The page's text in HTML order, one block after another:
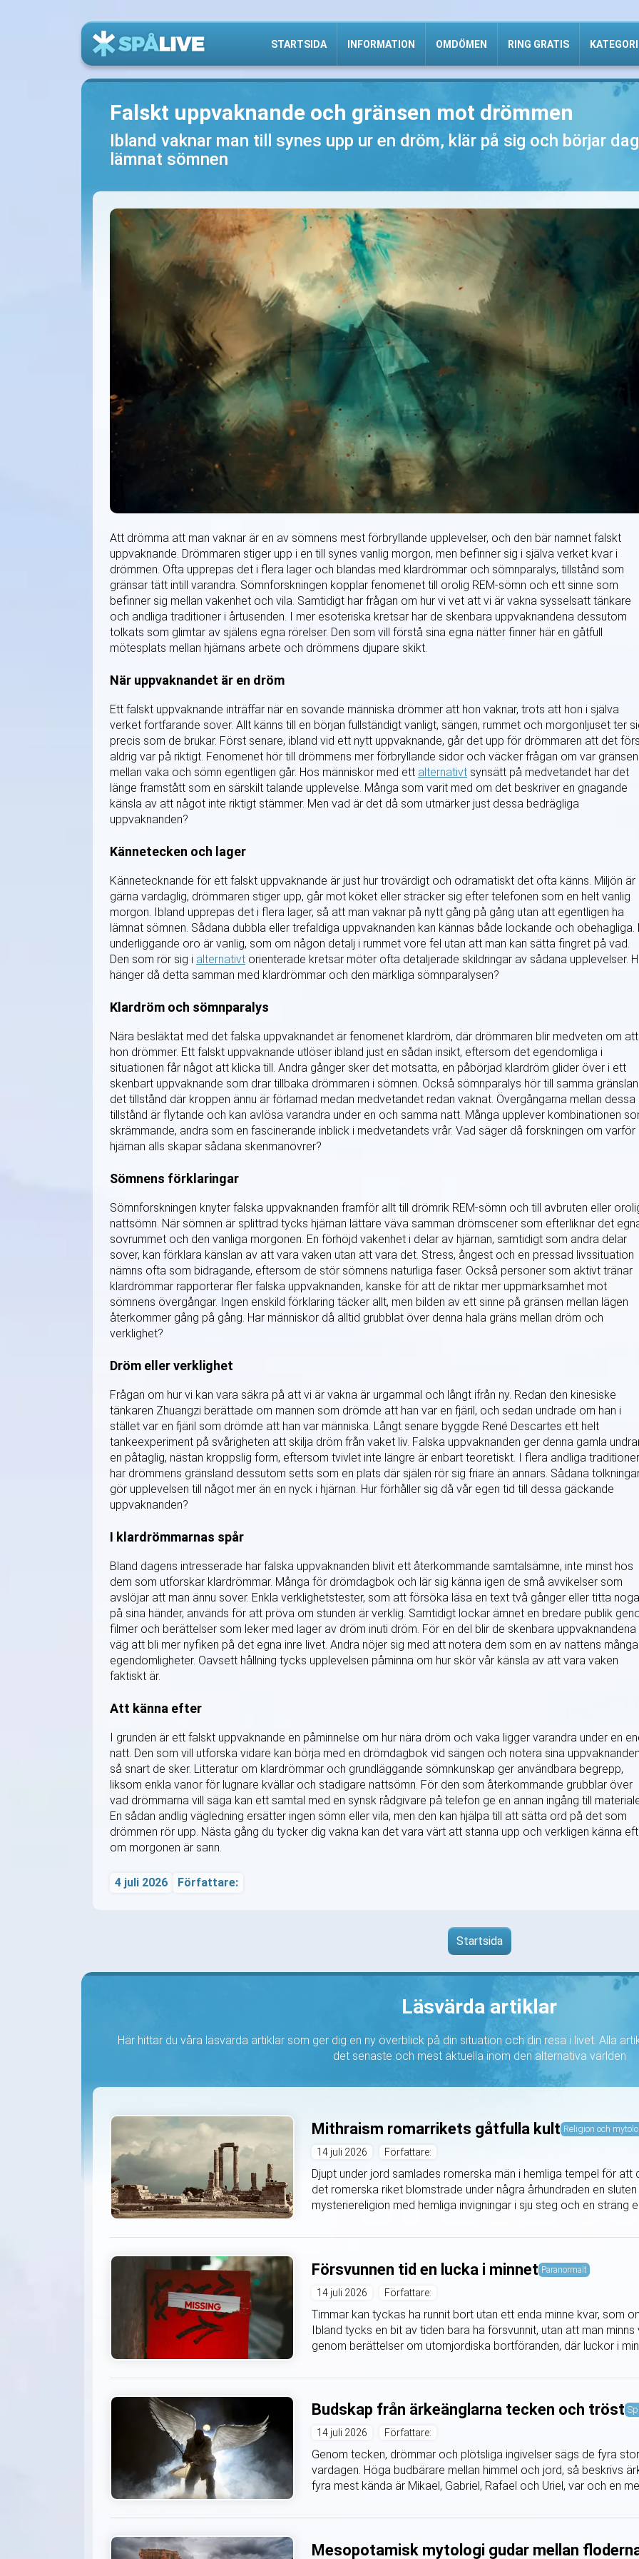
STARTSIDA INFORMATION OMDÖMEN RING GRATIS
Falskt uppvaknande och gränsen mot drömmen
Ibland vaknar man till synes upp ur en dröm, klär på sig och börjar
lämnat sömnen
Att drömma att man vaknar är en av sömnens mest förbryllande upplevelser, och den bär namnet falskt
uppvaknande. Drömmaren stiger upp i en till synes vanlig morgon, men befinner sig i själva verket kvar i
drömmen. Ofta upprepas det i flera lager och blandas med klardrömmar och sömnparalys, tillstånd som
gränsar tätt intill varandra. Sömnforskningen kopplar fenomenet till orolig REM-sömn och ett sinne som
befinner sig mellan vakenhet och vila. Samtidigt har frågan om hur vi vet att vi är vakna sysselsatt tänkare
och andliga traditioner i årtusenden. I mer esoteriska kretsar har de skenbara uppvaknandena dessutom
tolkats som glimtar av själens egna rörelser. Den som vill förstå sina egna nätter finner här en gåtfull
mötesplats mellan hjärnans arbete och drömmens djupare skikt.
När uppvaknandet är en dröm
Ett falskt uppvaknande inträffar när en sovande människa drömmer att hon vaknar, trots att hon i själva
verket fortfarande sover. Allt känns till en början fullständigt vanligt, sängen, rummet och morgonljuset ter
precis som de brukar. Först senare, ibland vid ett nytt uppvaknande, går det upp för drömmaren att det
aldrig var på riktigt. Fenomenet hör till drömmens mer förbryllande sidor och väcker frågan om var gränsen
mellan vaka och sömn egentligen går. Hos människor med ett alternativt synsätt på medvetandet har det
länge framstått som en särskilt talande upplevelse. Många som varit med om det beskriver en gnagande
känsla av att något inte riktigt stämmer. Men vad är det då som utmärker just dessa bedrägliga
uppvaknanden?
Kännetecken och lager
Kännetecknande för ett falskt uppvaknande är just hur trovärdigt och odramatiskt det ofta känns. Miljön är
gärna vardaglig, drömmaren stiger upp, går mot köket eller sträcker sig efter telefonen som en helt vanlig
morgon. Ibland upprepas det i flera lager, så att man vaknar på nytt gång på gång utan att egentligen ha
lämnat sömnen. Sådana dubbla eller trefaldiga uppvaknanden kan kännas både lockande och obehagliga.
underliggande oro är vanlig, som om någon detalj i rummet vore fel utan att man kan sätta fingret på vad.
Den som rör sig i alternativt orienterade kretsar möter ofta detaljerade skildringar av sådana upplevelser.
hänger då detta samman med klardrömmar och den märkliga sömnparalysen?
Klardröm och sömnparalys
Nära besläktat med det falska uppvaknandet är fenomenet klardröm, där drömmaren blir medveten om att
hon drömmer. Ett falskt uppvaknande utlöser ibland just en sådan insikt, eftersom det egendomliga i
situationen får något att klicka till. Andra gånger sker det motsatta, en påbörjad klardröm glider över i ett
skenbart uppvaknande som drar tillbaka drömmaren i sömnen. Också sömnparalys hör till samma
det tillstånd där kroppen ännu är förlamad medan medvetandet redan vaknat. Övergångarna mellan dessa
tillstånd är flytande och kan avlösa varandra under en och samma natt. Många upplever kombinationen
skrämmande, andra som en fascinerande inblick i medvetandets vrår. Vad säger då forskningen om varför
hjärnan alls skapar sådana skenmanövrer?
Sömnens förklaringar
Sömnforskningen knyter falska uppvaknanden framför allt till drömrik REM-sömn och till avbruten eller
nattsömn. När sömnen är splittrad tycks hjärnan lättare väva samman drömscener som efterliknar det
sovrummet och den vanliga morgonen. En förhöjd vakenhet i delar av hjärnan, samtidigt som andra delar
sover, kan förklara känslan av att vara vaken utan att vara det. Stress, ångest och en pressad livssituation
nämns ofta som bidragande, eftersom de stör sömnens naturliga faser. Också personer som aktivt tränar
klardrömmar rapporterar fler falska uppvaknanden, kanske för att de riktar mer uppmärksamhet mot
sömnens övergångar. Ingen enskild förklaring täcker allt, men bilden av ett sinne på gränsen mellan lägen
återkommer gång på gång. Har människor då alltid grubblat över denna hala gräns mellan dröm och
verklighet?
Dröm eller verklighet
Frågan om hur vi kan vara säkra på att vi är vakna är urgammal och långt ifrån ny. Redan den kinesiske
tänkaren Zhuangzi berättade om mannen som drömde att han var en fjäril, och sedan undrade om han i
stället var en fjäril som drömde att han var människa. Långt senare byggde René Descartes ett helt
tankeexperiment på svårigheten att skilja dröm från vaket liv. Falska uppvaknanden ger denna gamla
en påtaglig, nästan kroppslig form, eftersom tvivlet inte längre är enbart teoretiskt. I flera andliga traditioner
har drömmens gränsland dessutom setts som en plats där själen rör sig friare än annars. Sådana
gör upplevelsen till något mer än en nyck i hjärnan. Hur förhåller sig då vår egen tid till dessa gäckande
uppvaknanden?
I klardrömmarnas spår
Bland dagens intresserade har falska uppvaknanden blivit ett återkommande samtalsämne, inte minst hos
dem som utforskar klardrömmar. Många för drömdagbok och lär sig känna igen de små avvikelser som
avslöjar att man ännu sover. Enkla verklighetstester, som att försöka läsa en text två gånger eller titta noga
på sina händer, används för att pröva om stunden är verklig. Samtidigt lockar ämnet en bredare publik
filmer och berättelser som leker med lager av dröm inuti dröm. För en del blir de skenbara uppvaknandena
väg att bli mer nyfiken på det egna inre livet. Andra nöjer sig med att notera dem som en av nattens många
egendomligheter. Oavsett hållning tycks upplevelsen påminna om hur skör vår känsla av att vara vaken
faktiskt är.
Att känna efter
I grunden är ett falskt uppvaknande en påminnelse om hur nära dröm och vaka ligger varandra under en
natt. Den som vill utforska vidare kan börja med en drömdagbok vid sängen och notera sina uppvaknanden
så snart de sker. Litteratur om klardrömmar och grundläggande sömnkunskap ger användbara begrepp,
liksom enkla vanor för lugnare kvällar och stadigare nattsömn. För den som återkommande grubblar över
vad drömmarna vill säga kan ett samtal med en synsk rådgivare på telefon ge en annan ingång till
En sådan andlig vägledning ersätter ingen sömn eller vila, men den kan hjälpa till att sätta ord på det som
drömmen rör upp. Nästa gång du tycker dig vakna kan det vara värt att stanna upp och verkligen känna
om morgonen är sann.
4 juli 2026 Författare:
Startsida
Läsvärda artiklar
Här hittar du våra läsvärda artiklar som ger dig en ny överblick på din situation och din resa i livet. Alla
det senaste och mest aktuella inom den alternativa världen
Mithraism romarrikets gåtfulla kult Religion och
14 juli 2026 Författare:
Djupt under jord samlades romerska män i hemliga tempel för att
det romerska riket blomstrade under några århundraden en
mysteriereligion med hemliga invigningar i sju steg och en sträng
Försvunnen tid en lucka i minnet Paranormalt
14 juli 2026 Författare:
Timmar kan tyckas ha runnit bort utan ett enda minne kvar, som
Ibland tycks en bit av tiden bara ha försvunnit, utan att man
genom berättelser om utomjordiska bortföranden, där luckor i
Budskap från ärkeänglarna tecken och tröst
14 juli 2026 Författare:
Genom tecken, drömmar och plötsliga ingivelser sägs de fyra
vardagen. Höga budbärare mellan himmel och jord, så beskrivs
fyra mest kända är Mikael, Gabriel, Rafael och Uriel, var och en
Mesopotamisk mytologi gudar mellan